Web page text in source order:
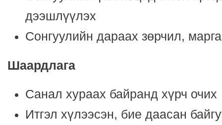
дээшлүүлэх
Сонгуулийн дараах зөрчил,
Шаардлага
Санал хураах байранд хүрч очих
Итгэл хүлээсэн, бие даасан